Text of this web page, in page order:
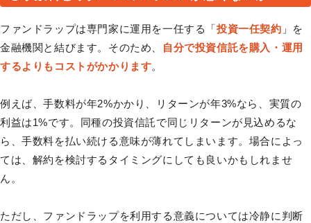
ファンドラップは専門家に運用を一任する「投資一任契約 」を
金融機関と結びます。そのため、
自分で投資信託を購入・運用
するよりもコストがかかります。
例えば、手数料が年2%かかり、リターンが年3%なら、実質の
利益は1%です。同種の投資信託で同じリターンが見込めるな
ら、手数料を払い続ける意味が薄れてしまいます。場合によっ
ては、解約を検討するタイミングにしても良いかもしれませ
ん。
ただし、ファンドラップを利用する意義については冷静に判断